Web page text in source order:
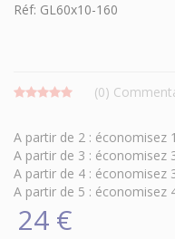
Réf: GL60x10-160
(0)
A partir de 2 : économisez
A partir de 3 : économisez
A partir de 4 : économisez
A partir de 5 : économisez
24 €